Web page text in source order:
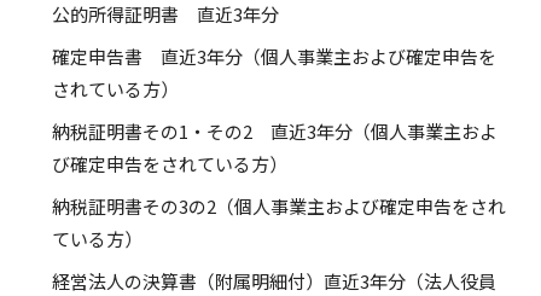
公的所得証明書 直近3年分
確定申告書 直近3年分（個人事業主および確定申告を
されている方）
納税証明書その1・その2 直近3年分（個人事業主およ
び確定申告をされている方）
納税証明書その3の2（個人事業主および確定申告をされ
ている方）
経営法人の決算書（附属明細付）直近3年分（法人役員